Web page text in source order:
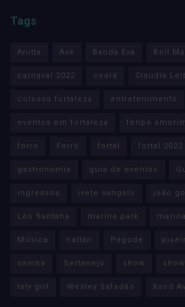
Tags
Anitta Axé Banda Eva Bell
carnaval 2022 ceará Claudia
colosso fortaleza entretenimento
eventos em fortaleza felipe
forro Forró fortal fortal 2022
gastronomia guia de eventos
ingressos ivete sangalo joão
Léo Santana marina park
Música nattan Pagode
samba Sertanejo show
taty girl Wesley Safadão Xand